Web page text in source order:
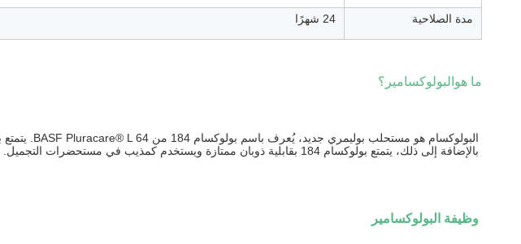
مدة الصلاحية 24 شهرًا
ما هو البولوكسامير ؟
بالإضافة إلى ذلك، يتمتع بولوكسام 184 بقابلية ذوبان ممتازة ويستخدم كمذيب في مستحضرات التجميل.
وظيفة البولوكسامير